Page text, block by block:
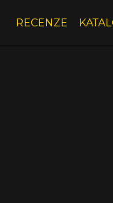
RECENZE